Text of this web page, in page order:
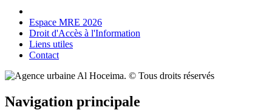
Espace MRE 2026
Droit d'Accès à l'Information
Liens utiles
Contact
Navigation principale